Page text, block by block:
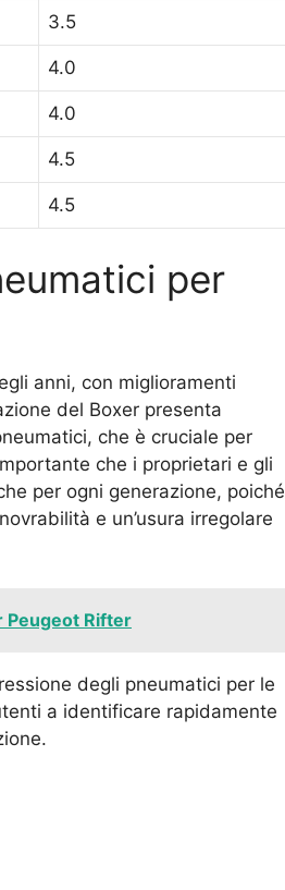
3.5
4.0
4.0
4.5
4.5
per
anni, con miglioramenti
del Boxer presenta
che è cruciale per
che i proprietari e gli
per ogni generazione, poiché
e un’usura irregolare
Peugeot Rifter
degli pneumatici per le
a identificare rapidamente